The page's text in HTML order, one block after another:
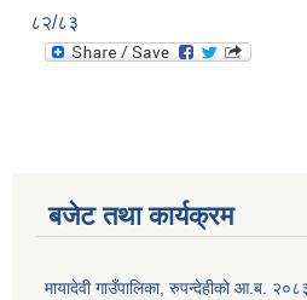
८२/८३
बजेट तथा कार्यक्रम
मायादेवी गाउँपालिका, रुपन्देहीको आ.ब.